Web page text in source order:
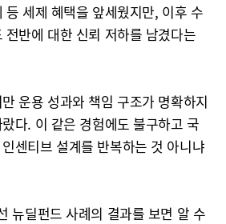
등 세제 혜택을 앞세웠지만, 이후 수
전반에 대한 신뢰 저하를 남겼다는
운용 성과와 책임 구조가 명확하지
다. 이 같은 경험에도 불구하고 국
센티브 설계를 반복하는 것 아니냐
뉴딜펀드 사례의 결과를 보면 알 수